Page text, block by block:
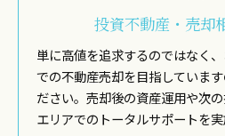
投資不動産・売却
単に高値を追求するのではなく
での不動産売却を目指していま
ださい。売却後の資産運用や次
エリアでのトータルサポートを実